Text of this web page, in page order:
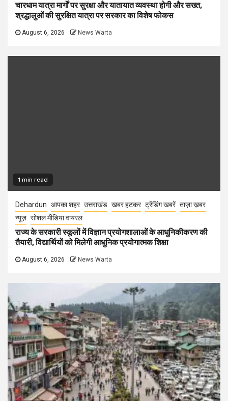
चारधाम यात्रा मार्गों पर सुरक्षा और यातायात व्यवस्था होगी और सख्त,
श्रद्धालुओं की सुरक्षित यात्रा पर सरकार का विशेष फोकस
August 6, 2026 News Warta
1 min read
Dehardun आपका शहर उत्तराखंड खबर हटकर ट्रेंडिंग खबरें ताज़ा ख़बर
न्यूज़ सोशल मीडिया वायरल
राज्य के सरकारी स्कूलों में विज्ञान प्रयोगशालाओं के आधुनिकीकरण की
तैयारी, विद्यार्थियों को मिलेगी आधुनिक प्रयोगात्मक शिक्षा
August 6, 2026 News Warta